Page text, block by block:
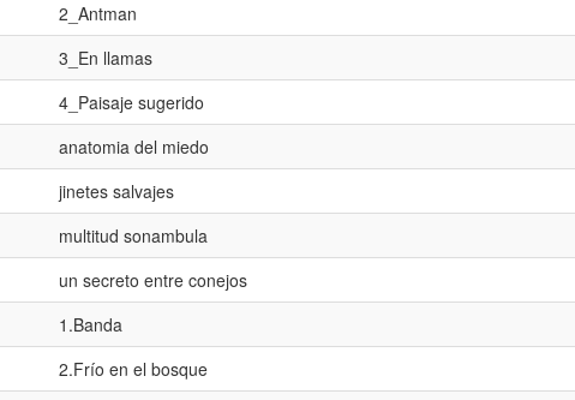
2_Antman
3_En llamas
4_Paisaje sugerido
anatomia del miedo
jinetes salvajes
multitud sonambula
un secreto entre conejos
1.Banda
2.Frío en el bosque